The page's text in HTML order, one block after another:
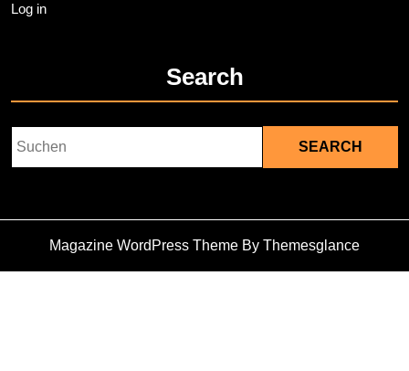
Log in
Search
Magazine WordPress Theme By Themesglance